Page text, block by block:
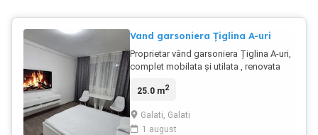
Vand garsoniera Țiglina A-uri
Proprietar vând garsoniera Țiglina A-uri,
complet mobilata și utilata , renovata
aer condiționat, tamplarie pvc, etaj 4.
telefonic . Pret fix!!!
25.0 m2
Galati, Galati
1 august